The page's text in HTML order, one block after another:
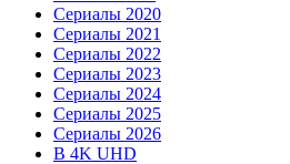
Сериалы 2020
Сериалы 2021
Сериалы 2022
Сериалы 2023
Сериалы 2024
Сериалы 2025
Сериалы 2026
В 4K UHD